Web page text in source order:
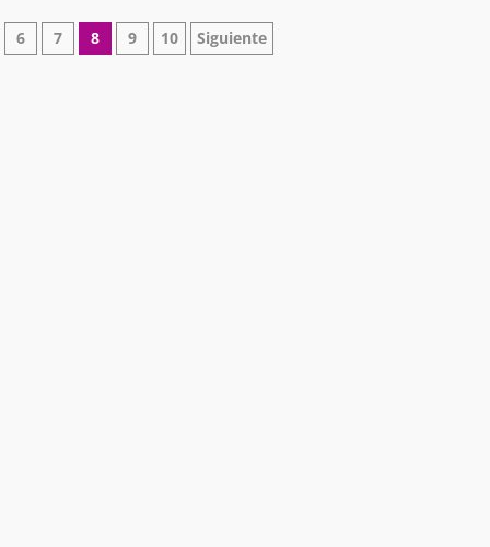
6 7 8 9 10 Siguiente
Sierra Sur
y
California; FGR lo investiga por
presuntos delitos de